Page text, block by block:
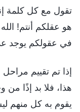
تقول مع كل كلمة
هو عقلكم أنتم!
في عقولكم يوجد
إذا تم تقييم
هذا، فلا بد إذًا من
يقوم به كل منهم